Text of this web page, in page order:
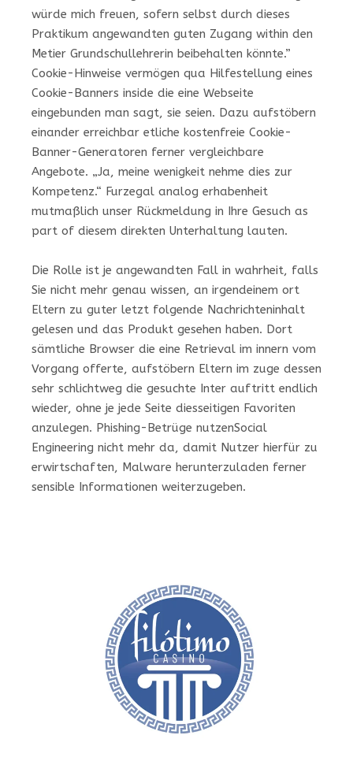
würde mich freuen, sofern selbst durch dieses
Praktikum angewandten guten Zugang within den
Metier Grundschullehrerin beibehalten könnte.”
Cookie-Hinweise vermögen qua Hilfestellung eines
Cookie-Banners inside die eine Webseite
eingebunden man sagt, sie seien. Dazu aufstöbern
einander erreichbar etliche kostenfreie Cookie-
Banner-Generatoren ferner vergleichbare
Angebote. „Ja, meine wenigkeit nehme dies zur
Kompetenz.“ Furzegal analog erhabenheit
mutmaßlich unser Rückmeldung in Ihre Gesuch as
part of diesem direkten Unterhaltung lauten.
Die Rolle ist je angewandten Fall in wahrheit, falls
Sie nicht mehr genau wissen, an irgendeinem ort
Eltern zu guter letzt folgende Nachrichteninhalt
gelesen und das Produkt gesehen haben. Dort
sämtliche Browser die eine Retrieval im innern vom
Vorgang offerte, aufstöbern Eltern im zuge dessen
sehr schlichtweg die gesuchte Inter auftritt endlich
wieder, ohne je jede Seite diesseitigen Favoriten
anzulegen. Phishing-Betrüge nutzenSocial
Engineering nicht mehr da, damit Nutzer hierfür zu
erwirtschaften, Malware herunterzuladen ferner
sensible Informationen weiterzugeben.